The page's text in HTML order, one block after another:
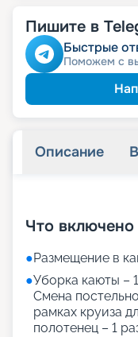
-10% от 30 780
Скидка
Скидка
Скидка
Скидка
Пишите в
Быстрые
Поможем с
Описание
Что включено
●Размещение в
●Уборка каюты –
Смена
рамках круиза
полотенец – 1